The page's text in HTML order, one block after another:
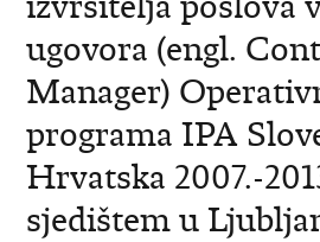
ugovora (engl.
Manager)
programa IPA
Hrvatska 2007.-
sjedištem u